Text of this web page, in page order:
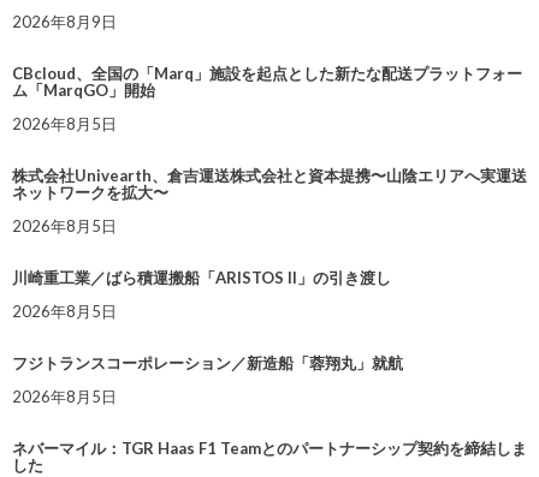
2026年8月9日
CBcloud、全国の「Marq」施設を起点とした新たな配送プラットフォー
ム「MarqGO」開始
2026年8月5日
株式会社Univearth、倉吉運送株式会社と資本提携〜山陰エリアへ実運送
ネットワークを拡大〜
2026年8月5日
川崎重工業／ばら積運搬船「ARISTOS II」の引き渡し
2026年8月5日
フジトランスコーポレーション／新造船「蓉翔丸」就航
2026年8月5日
ネバーマイル：TGR Haas F1 Teamとのパートナーシップ契約を締結しま
した